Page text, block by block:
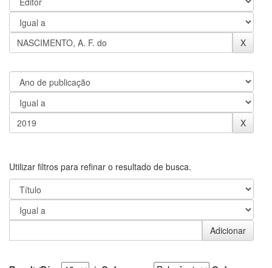
Utilizar filtros para refinar o resultado de busca.